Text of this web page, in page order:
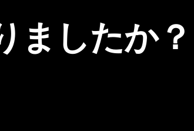
ましたか？